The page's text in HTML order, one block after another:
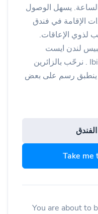
يسهل الوصول
الإقامة في فندق
لذوي الإعاقات.
لندن ايست
باركينج Ibis London East Barking . نرحّب بالزائرين
ينطبق رسم على بعض
Take me
You are about to